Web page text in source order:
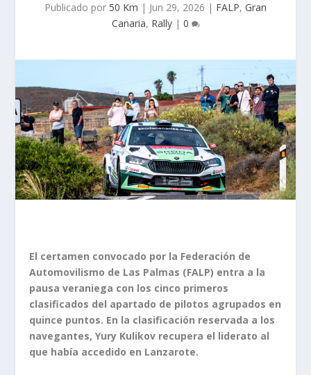
Publicado por 50 Km | Jun 29, 2026 | FALP, Gran
Canaria, Rally| 0
El certamen convocado por la Federación de
Automovilismo de Las Palmas (FALP) entra a la
pausa veraniega con los cinco primeros
clasificados del apartado de pilotos agrupados en
quince puntos. En la clasificación reservada a los
navegantes, Yury Kulikov recupera el liderato al
que había accedido en Lanzarote.